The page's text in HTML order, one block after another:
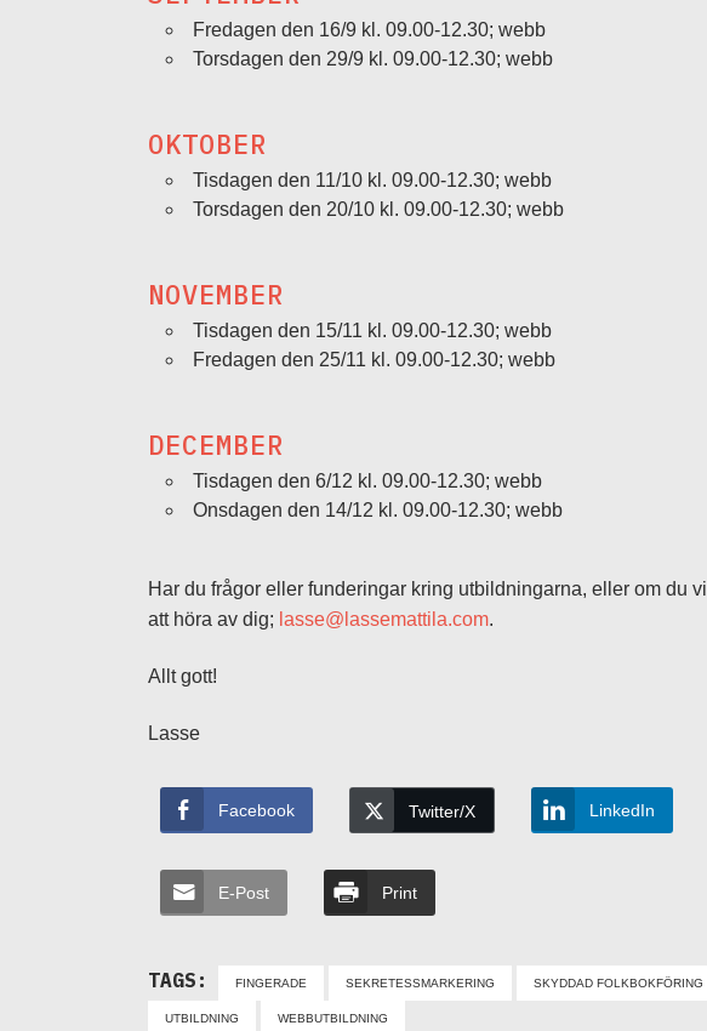
Fredagen den 16/9 kl. 09.00-12.30; webb
Torsdagen den 29/9 kl. 09.00-12.30; webb
OKTOBER
Tisdagen den 11/10 kl. 09.00-12.30; webb
Torsdagen den 20/10 kl. 09.00-12.30; webb
NOVEMBER
Tisdagen den 15/11 kl. 09.00-12.30; webb
Fredagen den 25/11 kl. 09.00-12.30; webb
DECEMBER
Tisdagen den 6/12 kl. 09.00-12.30; webb
Onsdagen den 14/12 kl. 09.00-12.30; webb
Har du frågor eller funderingar kring utbildningarna, eller om du
att höra av dig; lasse@lassemattila.com.
Allt gott!
Lasse
Facebook Twitter/X LinkedIn
E-Post Print
TAGS: FINGERADE SEKRETESSMARKERING SKYDDAD FOLKBOKFÖRING
UTBILDNING WEBBUTBILDNING